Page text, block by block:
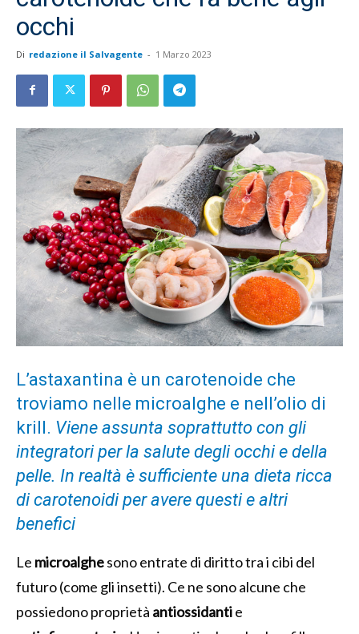
occhi
Di redazione il Salvagente - 1 Marzo 2023
L’astaxantina è un carotenoide che
troviamo nelle microalghe e nell’olio di
krill. Viene assunta soprattutto con gli
integratori per la salute degli occhi e della
pelle. In realtà è sufficiente una dieta ricca
di carotenoidi per avere questi e altri
benefici
Le microalghesono entrate di diritto tra i cibi del
futuro (come gli insetti). Ce ne sono alcune che
possiedono proprietà antiossidantie